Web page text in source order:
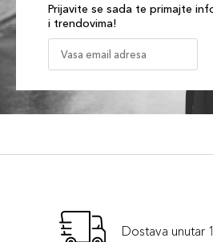
Prijavite se sada te primajte
i trendovima!
Dostava unutar